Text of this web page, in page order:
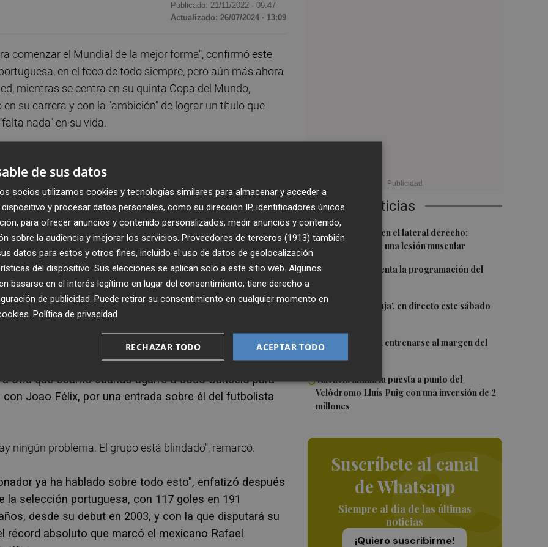
Últimas Noticias
1 Más problemas en el lateral derecho:
Monferrer sufre una lesión muscular
2El Valencia presenta la programación del
3 El 'Trofeu Taronja', en directo este sábado
4Almeida vuelve a entrenarse al margen del
5València ultima la puesta a punto del
Velódromo Lluís Puig con una inversión de 2
millones
Suscríbete al canal
de Whatsapp
Siempre al día de las últimas
noticias
¡Quiero suscribirme!
Publicado: 21/11/2022 · 09:47
Actualizado: 26/07/2024 · 13:09
comenzar el Mundial de la mejor forma", confirmó este
en el foco de todo siempre, pero aún más ahora
mientras se centra en su quinta Copa del Mundo,
su carrera y con la "ambición" de lograr un título que
nada" en su vida.
soy año tras año", expresó el atacante, ya
amistoso frente a Nigeria, con un triunfo por 4-0;
H, que se completa con Uruguay y Corea del Sur, y
polémica entrevista antes del Mundial.
actual club, el Manchester United, no afectarán a la
Qatar 2022 contra Ghana. "Todos los jugadores, todo el
soy y pienso. Me conocen desde los 11 años. No se
atacante, que explicó el gesto con Bruno Fernandes que
la escena: "Su avión llegó tarde y le pregunté si
otra que ocurrió cuando agarró a Joao Cancelo para
Joao Félix, por una entrada sobre él del futbolista
ningún problema. El grupo está blindado", remarcó.
ya ha hablado sobre todo esto", enfatizó después
selección portuguesa, con 117 goles en 191
desde su debut en 2003, y con la que disputará su
récord absoluto que marcó el mexicano Rafael
de sus datos
socios utilizamos cookies y tecnologías similares para almacenar y acceder a
y procesar datos personales, como su dirección IP, identificadores únicos
para ofrecer anuncios y contenido personalizados, medir anuncios y contenido,
sobre la audiencia y mejorar los servicios. Proveedores de terceros (1913) también
datos para estos y otros fines, incluido el uso de datos de geolocalización
del dispositivo. Sus elecciones se aplican solo a este sitio web. Algunos
basarse en el interés legítimo en lugar del consentimiento; tiene derecho a
de publicidad . Puede retirar su consentimiento en cualquier momento en
Política de privacidad
ACEPTAR TODO
RECHAZAR TODO